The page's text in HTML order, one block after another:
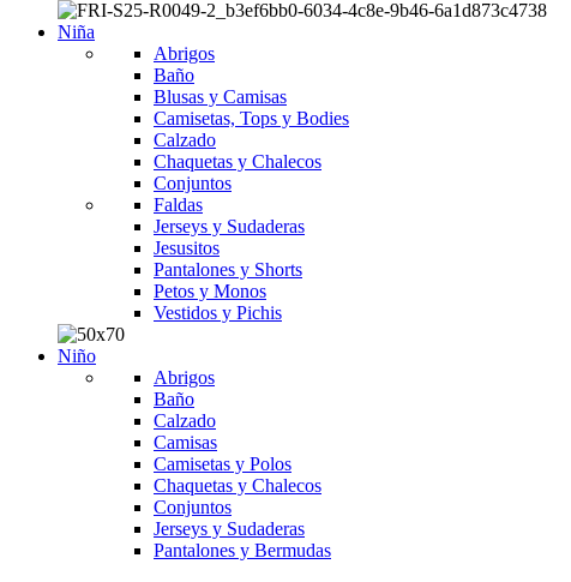
Niña
Abrigos
Baño
Blusas y Camisas
Camisetas, Tops y Bodies
Calzado
Chaquetas y Chalecos
Conjuntos
Faldas
Jerseys y Sudaderas
Jesusitos
Pantalones y Shorts
Petos y Monos
Vestidos y Pichis
Niño
Abrigos
Baño
Calzado
Camisas
Camisetas y Polos
Chaquetas y Chalecos
Conjuntos
Jerseys y Sudaderas
Pantalones y Bermudas